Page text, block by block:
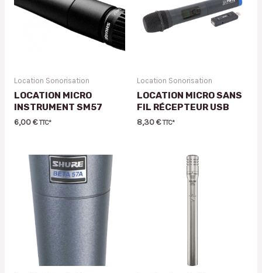
Location Sonorisation
LOCATION MICRO
INSTRUMENT SM57
6,00€ TTC*
Location Sonorisation
LOCATION MICRO SANS
FIL RÉCEPTEUR USB
8,30€ TTC*